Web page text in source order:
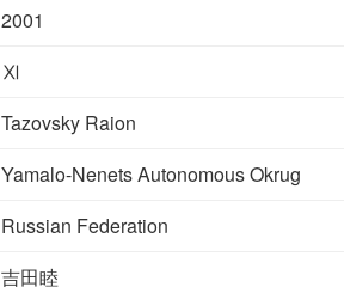
2001
Ⅺ
Tazovsky Raion
Yamalo-Nenets Autonomous Okrug
Russian Federation
吉田睦